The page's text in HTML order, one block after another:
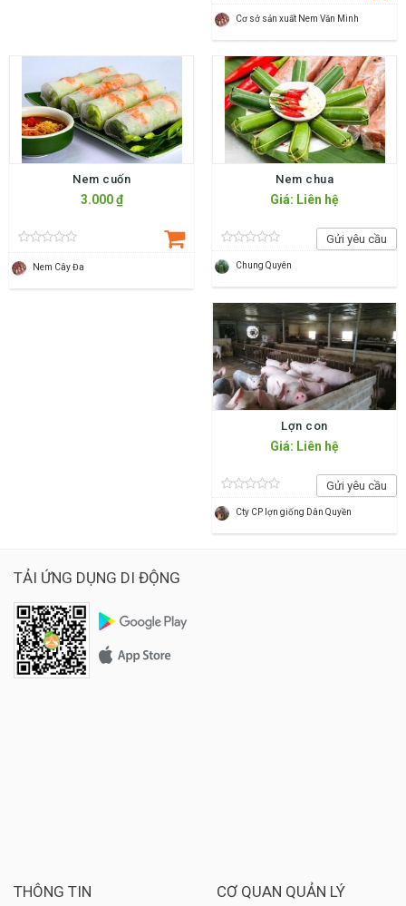
Cơ sở sản xuất Nem Văn Minh
Nem cuốn
3.000 ₫
Nem Cây Đa
Nem chua
Giá: Liên hệ
Gửi yêu cầu
Chung Quyên
Lợn con
Giá: Liên hệ
Gửi yêu cầu
Cty CP lợn giống Dân Quyền
TẢI ỨNG DỤNG DI ĐỘNG
THÔNG TIN CƠ QUAN QUẢN LÝ